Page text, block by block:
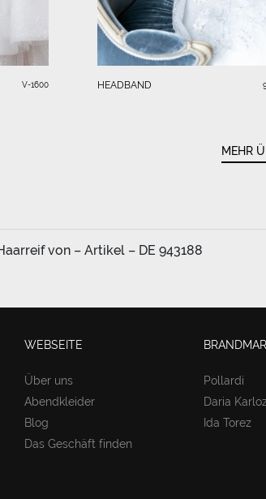
V-1600 HEADBAND
MEHR
von – Artikel – DE 943188
WEBSEITE
Über uns
Abendkleider
Blog
Das Geschäft finden
Pollardi
Daria
Ida Torez